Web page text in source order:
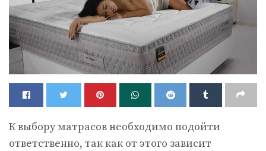
К выбору матрасов необходимо подойти
ответственно, так как от этого зависит